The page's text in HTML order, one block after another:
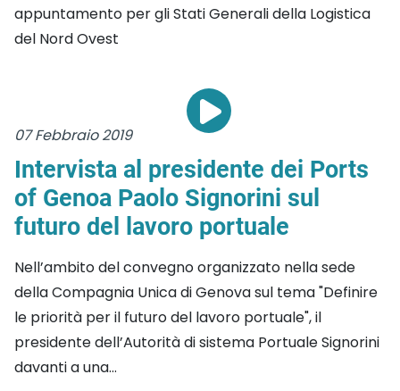
appuntamento per gli Stati Generali della Logistica
del Nord Ovest
07 Febbraio 2019
Intervista al presidente dei Ports
of Genoa Paolo Signorini sul
futuro del lavoro portuale
Nell’ambito del convegno organizzato nella sede
della Compagnia Unica di Genova sul tema "Definire
le priorità per il futuro del lavoro portuale", il
presidente dell’Autorità di sistema Portuale Signorini
davanti a una...